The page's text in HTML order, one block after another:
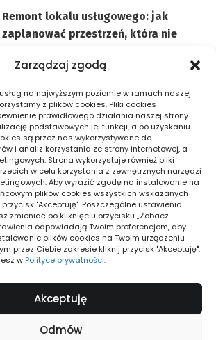
Zarządzaj zgodą
na najwyższym poziomie w ramach naszej
z plików cookies. Pliki cookies
prawidłowego działania naszej strony
podstawowych jej funkcji, a po uzyskaniu
są przez nas wykorzystywane do
i analiz korzystania ze strony internetowej, a
Strona wykorzystuje również pliki
w celu korzystania z zewnętrznych narzędzi
Aby wyrazić zgodę na instalowanie na
plików cookies wszystkich wskazanych
"Akceptuję". Poszczególne ustawienia
zmieniać po kliknięciu przycisku „Zobacz
odpowiadają Twoim preferencjom, aby
plików cookies na Twoim urządzeniu
przez Ciebie zakresie kliknij przycisk "Akceptuję".
w Polityce prywatności.
Akceptuję
Odmów
Remont lokalu usługowego: jak
zaplanować przestrzeń, która nie
by
11/06/2026 READ MORE
Jak rozpoznać dobre meble dębowe
online — kryteria
Posted
by
Adam 10/06/2026 READ MORE
Litery mosiężne na drzwi wejściowe:
dobór rozmiaru
Posted
by
Ewelina 19/05/2026 READ MORE